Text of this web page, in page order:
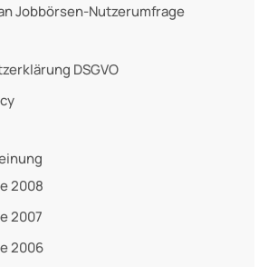
Jobbörsen-Nutzerumfrage
DSGVO
2008
2007
2006